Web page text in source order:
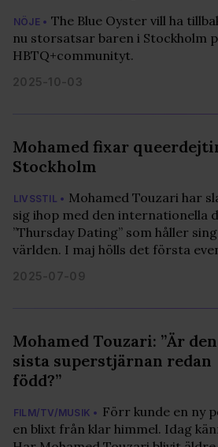
NÖJE • The Blue Oyster vill ha
nu storsatsar baren i Stockholm
HBTQ+communityt.
2025-10-03
Mohamed fixar
Stockholm
LIVSSTIL • Mohamed Touzari har
sig ihop med den internationella
”Thursday Dating” som håller
världen. I maj hölls det första
2025-07-09
Mohamed Touzari: ”Är den
sista superstjärnan redan
född?”
FILM/TV/MUSIK • Förr kunde en ny
en blixt från klar himmel. Idag